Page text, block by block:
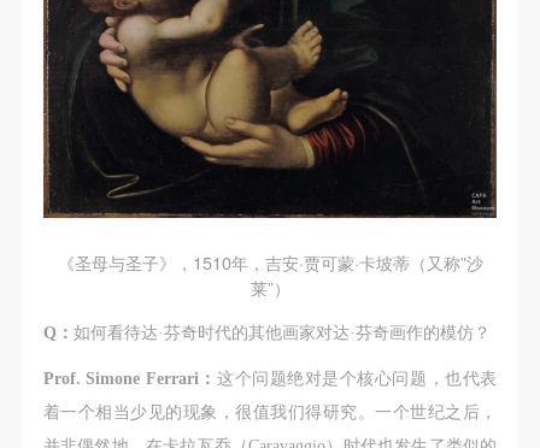
《圣母与圣子》，1510年，吉安·贾可蒙·卡坡蒂（又称”沙
莱”）
Q： 如何看待达·芬奇时代的其他画家对达·芬奇画作的模仿？
Prof. Simone Ferrari： 这个问题绝对是个核心问题，也代表
着一个相当少见的现象，很值我们得研究。一个世纪之后，
动。
（2）、使用形式 用于中央美术学院图书出版、销售
附带光盘及宣传资料。
（3）、使用地域范围
适用地域范围包括国内和国外。
使用肖像的媒介限于不损害甲方肖像权的任何媒介
（如杂志、网络等）。
三、肖像权使用期限
四、许可使用费用
乙方于拍摄完带有甲方肖像的作品无需支付甲方任何
费用。
动。
（2）、使用形式 用于中央美术学院图书出版、销售
附带光盘及宣传资料。
（3）、使用地域范围
适用地域范围包括国内和国外。
使用肖像的媒介限于不损害甲方肖像权的任何媒介
（如杂志、网络等）。
三、肖像权使用期限
四、许可使用费用
乙方于拍摄完带有甲方肖像的作品无需支付甲方任何
费用。
动。
（2）、使用形式 用于中央美术学院图书出版、销售
附带光盘及宣传资料。
（3）、使用地域范围
适用地域范围包括国内和国外。
使用肖像的媒介限于不损害甲方肖像权的任何媒介
（如杂志、网络等）。
三、肖像权使用期限
四、许可使用费用
乙方于拍摄完带有甲方肖像的作品无需支付甲方任何
费用。